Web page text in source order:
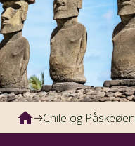
Chile og Påskeøen